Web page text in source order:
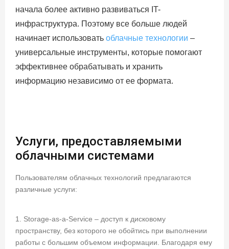
начала более активно развиваться IT-
инфраструктура. Поэтому все больше людей
начинает использовать облачные технологии –
универсальные инструменты, которые помогают
эффективнее обрабатывать и хранить
информацию независимо от ее формата.
Услуги, предоставляемыми
облачными системами
Пользователям облачных технологий предлагаются
различные услуги:
1. Storage-as-a-Service – доступ к дисковому
пространству, без которого не обойтись при выполнении
работы с большим объемом информации. Благодаря ему